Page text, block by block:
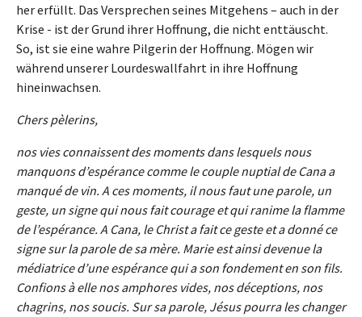
her erfüllt. Das Versprechen seines Mitgehens – auch in der
Krise - ist der Grund ihrer Hoffnung, die nicht enttäuscht.
So, ist sie eine wahre Pilgerin der Hoffnung. Mögen wir
während unserer Lourdeswallfahrt in ihre Hoffnung
hineinwachsen.
Chers pèlerins,
nos vies connaissent des moments dans lesquels nous
manquons d’espérance comme le couple nuptial de Cana a
manqué de vin. A ces moments, il nous faut une parole, un
geste, un signe qui nous fait courage et qui ranime la flamme
de l’espérance. A Cana, le Christ a fait ce geste et a donné ce
signe sur la parole de sa mère. Marie est ainsi devenue la
médiatrice d’une espérance qui a son fondement en son fils.
Confions à elle nos amphores vides, nos déceptions, nos
chagrins, nos soucis. Sur sa parole, Jésus pourra les changer